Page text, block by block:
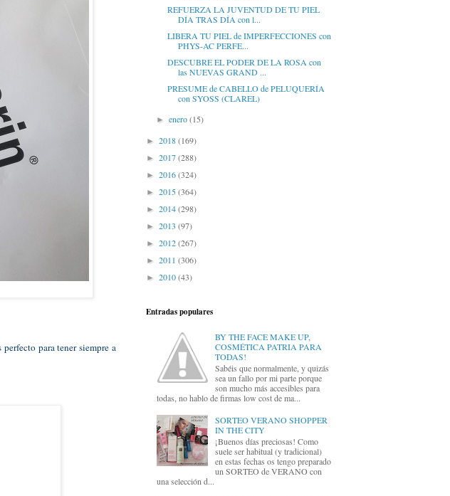
perfecto para tener siempre a
REFUERZA LA JUVENTUD DE TU PIEL
DÍA TRAS DÍA con l...
LIBERA TU PIEL de IMPERFECCIONES con
PHYS-AC PERFE...
DESCUBRE EL PODER DE LA ROSA con
las NUEVAS GRAND ...
PRESUME de CABELLO de PELUQUERÍA
con SYOSS (CLAREL)
►enero(15)
► 2018(169)
► 2017(288)
► 2016(324)
► 2015(364)
► 2014(298)
► 2013 (97)
► 2012(267)
► 2011 (306)
► 2010(43)
Entradas populares
BY THE FACE MAKE UP,
COSMÉTICA PATRIA PARA
TODAS!
Sabéis que normalmente, y quizás
sea un fallo por mi parte porque
son mucho más accesibles para
todas, no hablo de firmas low cost de ma...
SORTEO VERANO SHOPPER
IN THE CITY
¡Buenos días preciosas! Como
suele ser habitual (y tradicional)
en estas fechas os tengo preparado
un SORTEO de VERANO con
una selección d...